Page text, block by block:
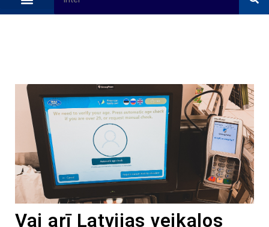
Vai arī Latvijas veikalos